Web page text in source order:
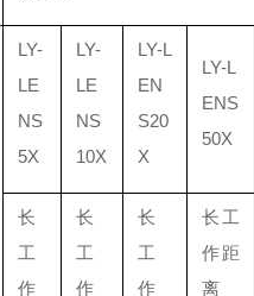
LY-
LE
NS
5X
LY-
LE
NS
10X
LY-L
EN
S20
X
LY-L
ENS
50X
长
工
作
长
工
作
长
工
作
长工
作距
离